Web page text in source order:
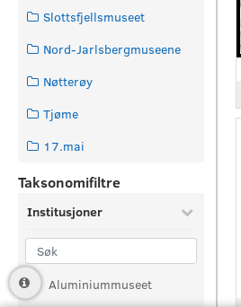
Slottsfjellsmuseet
Nord-Jarlsbergmuseene
Nøtterøy
Tjøme
17.mai
Taksonomifiltre
Institusjoner
Aluminiummuseet